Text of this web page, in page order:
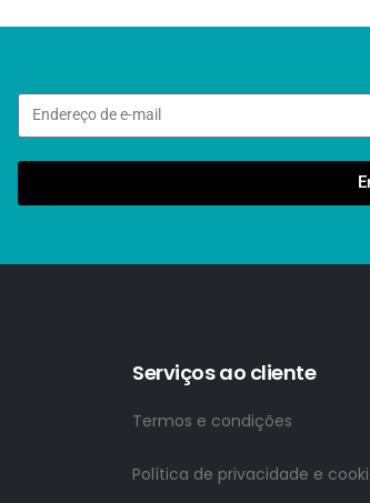
Serviços ao cliente
Termos e condições
Política de privacidade e